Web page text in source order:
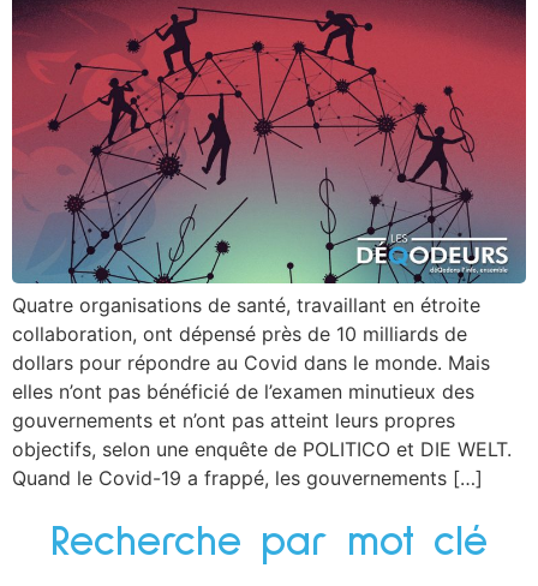
Quatre organisations de santé, travaillant en étroite
collaboration, ont dépensé près de 10 milliards de
dollars pour répondre au Covid dans le monde. Mais
elles n’ont pas bénéficié de l’examen minutieux des
gouvernements et n’ont pas atteint leurs propres
objectifs, selon une enquête de POLITICO et DIE WELT.
Quand le Covid-19 a frappé, les gouvernements […]
Recherche par mot clé